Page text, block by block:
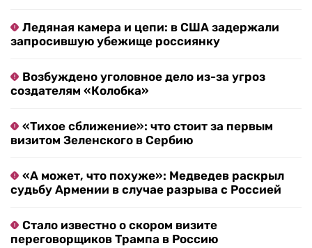
Ледяная камера и цепи: в США задержали
запросившую убежище россиянку
Возбуждено уголовное дело из-за угроз
создателям «Колобка»
«Тихое сближение»: что стоит за первым
визитом Зеленского в Сербию
«А может, что похуже»: Медведев раскрыл
судьбу Армении в случае разрыва с Россией
Стало известно о скором визите
переговорщиков Трампа в Россию